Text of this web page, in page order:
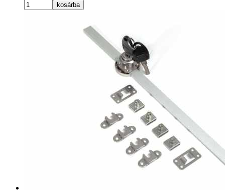
kosárba